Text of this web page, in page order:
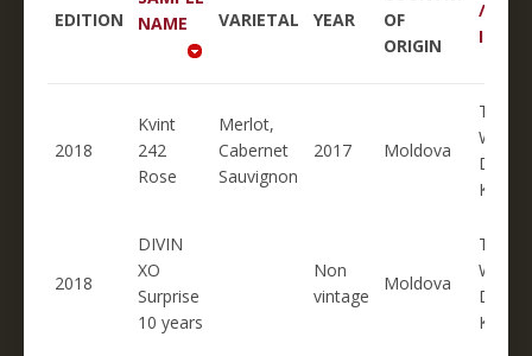
EDITION
NAME
VARIETAL YEAR
OF
ORIGIN
/
2018
Kvint
242
Rose
Merlot,
Cabernet
Sauvignon
2017 Moldova
KVINT
2018
DIVIN
XO
Surprise
10 years
Non
vintage
Moldova
KVINT